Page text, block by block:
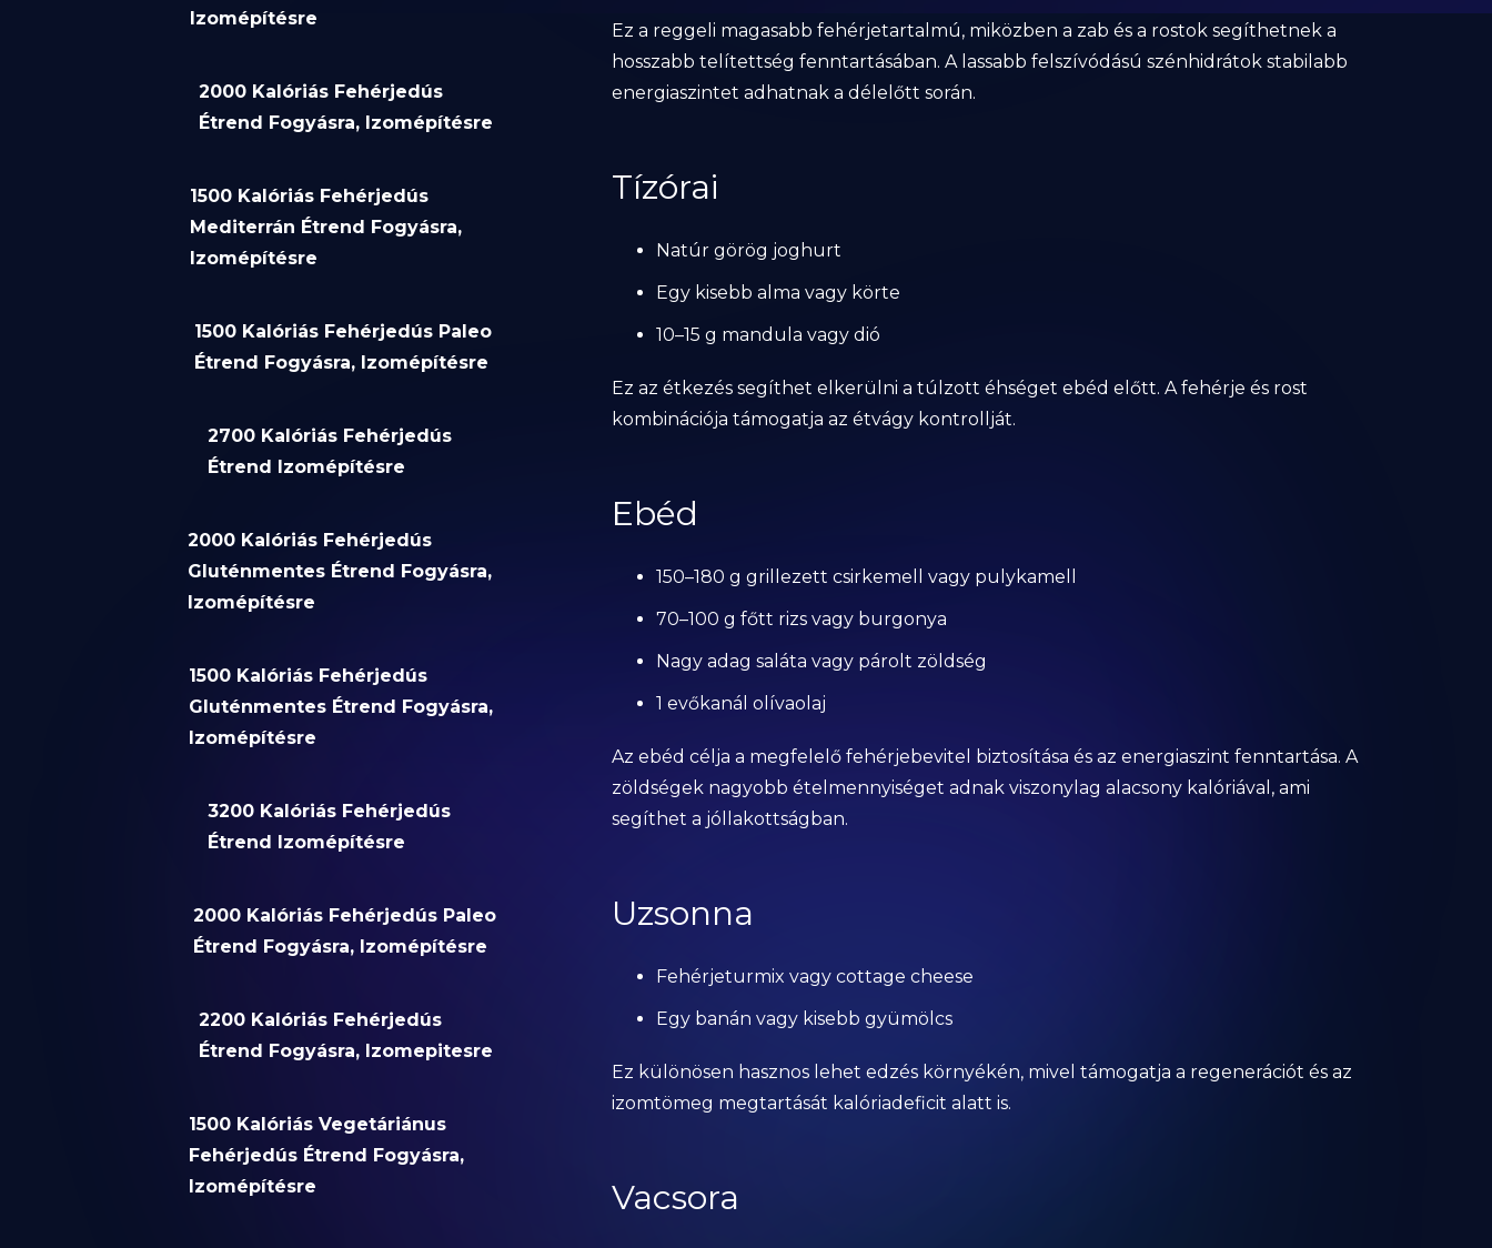
Izomépítésre
2000 Kalóriás Fehérjedús
Étrend Fogyásra, Izomépítésre
1500 Kalóriás Fehérjedús
Mediterrán Étrend Fogyásra,
Izomépítésre
1500 Kalóriás Fehérjedús Paleo
Étrend Fogyásra, Izomépítésre
2700 Kalóriás Fehérjedús
Étrend Izomépítésre
2000 Kalóriás Fehérjedús
Gluténmentes Étrend Fogyásra,
Izomépítésre
1500 Kalóriás Fehérjedús
Gluténmentes Étrend Fogyásra,
Izomépítésre
3200 Kalóriás Fehérjedús
Étrend Izomépítésre
2000 Kalóriás Fehérjedús Paleo
Étrend Fogyásra, Izomépítésre
2200 Kalóriás Fehérjedús
Étrend Fogyásra, Izomepitesre
1500 Kalóriás Vegetáriánus
Fehérjedús Étrend Fogyásra,
Izomépítésre
Ez a reggeli magasabb fehérjetartalmú, miközben a zab és a rostok segíthetnek a
hosszabb telítettség fenntartásában. A lassabb felszívódású szénhidrátok stabilabb
energiaszintet adhatnak a délelőtt során.
Tízórai
Natúr görög joghurt
Egy kisebb alma vagy körte
10–15 g mandula vagy dió
Ez az étkezés segíthet elkerülni a túlzott éhséget ebéd előtt. A fehérje és rost
kombinációja támogatja az étvágy kontrollját.
Ebéd
150–180 g grillezett csirkemell vagy pulykamell
70–100 g főtt rizs vagy burgonya
Nagy adag saláta vagy párolt zöldség
1 evőkanál olívaolaj
Az ebéd célja a megfelelő fehérjebevitel biztosítása és az energiaszint fenntartása. A
zöldségek nagyobb ételmennyiséget adnak viszonylag alacsony kalóriával, ami
segíthet a jóllakottságban.
Uzsonna
Fehérjeturmix vagy cottage cheese
Egy banán vagy kisebb gyümölcs
Ez különösen hasznos lehet edzés környékén, mivel támogatja a regenerációt és az
izomtömeg megtartását kalóriadeficit alatt is.
Vacsora